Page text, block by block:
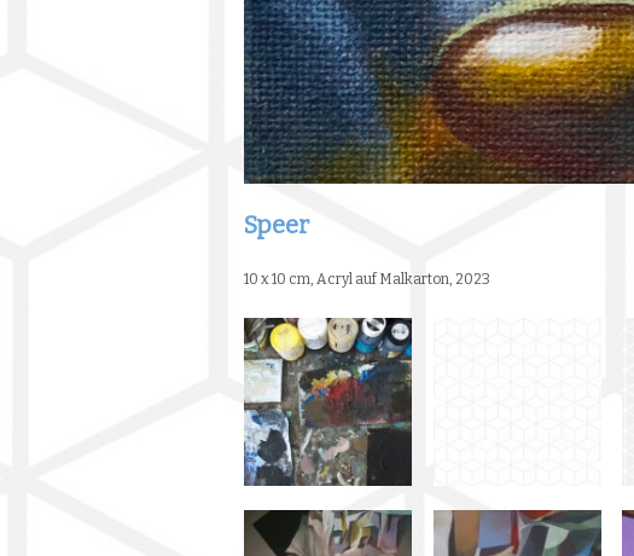
Speer
10 x 10 cm, Acryl auf Malkarton, 2023